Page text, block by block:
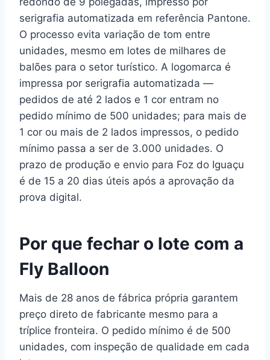
serigrafia automatizada em referência Pantone.
O processo evita variação de tom entre
unidades, mesmo em lotes de milhares de
balões para o setor turístico. A logomarca é
impressa por serigrafia automatizada —
pedidos de até 2 lados e 1 cor entram no
pedido mínimo de 500 unidades; para mais de
1 cor ou mais de 2 lados impressos, o pedido
mínimo passa a ser de 3.000 unidades. O
prazo de produção e envio para Foz do Iguaçu
é de 15 a 20 dias úteis após a aprovação da
prova digital.
Por que fechar o lote com a
Fly Balloon
Mais de 28 anos de fábrica própria garantem
preço direto de fabricante mesmo para a
tríplice fronteira. O pedido mínimo é de 500
unidades, com inspeção de qualidade em cada